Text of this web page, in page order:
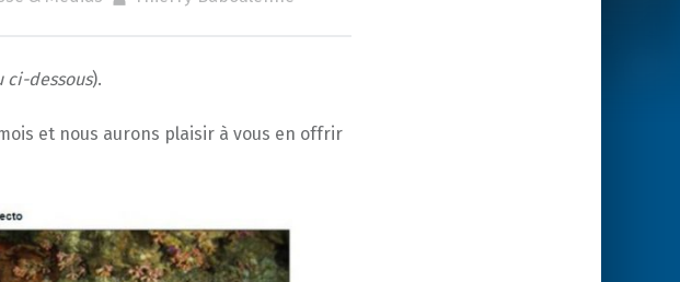
ci-dessous).
et nous aurons plaisir à vous en offrir